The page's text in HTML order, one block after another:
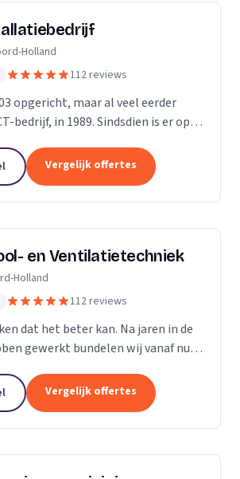
Holland
112 reviews
opgericht, maar al veel eerder
bedrijf, in 1989. Sindsdien is er op
niet gewijzigd is in al...
Vergelijk offertes
en Ventilatietechniek
Holland
112 reviews
dat het beter kan. Na jaren in de
gewerkt bundelen wij vanaf nu
multi-inzetbaar. Wij focussen ons...
Vergelijk offertes